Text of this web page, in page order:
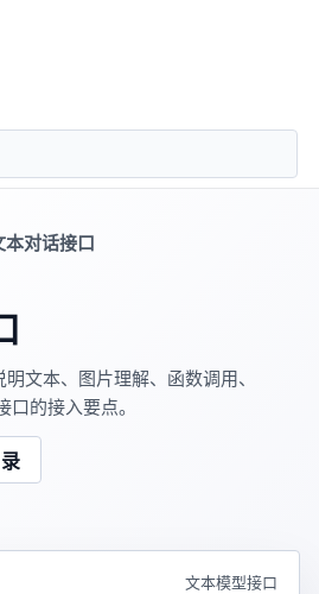
本对话接口
文本、图片理解、函数调用、
的接入要点。
文本模型接口